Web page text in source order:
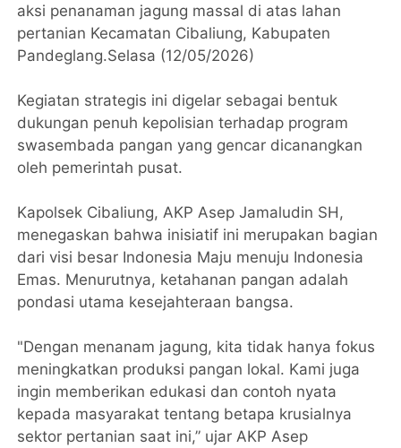
aksi penanaman jagung massal di atas lahan
pertanian Kecamatan Cibaliung, Kabupaten
Pandeglang.Selasa (12/05/2026)
Kegiatan strategis ini digelar sebagai bentuk
dukungan penuh kepolisian terhadap program
swasembada pangan yang gencar dicanangkan
oleh pemerintah pusat.
Kapolsek Cibaliung, AKP Asep Jamaludin SH,
menegaskan bahwa inisiatif ini merupakan bagian
dari visi besar Indonesia Maju menuju Indonesia
Emas. Menurutnya, ketahanan pangan adalah
pondasi utama kesejahteraan bangsa.
"Dengan menanam jagung, kita tidak hanya fokus
meningkatkan produksi pangan lokal. Kami juga
ingin memberikan edukasi dan contoh nyata
kepada masyarakat tentang betapa krusialnya
sektor pertanian saat ini,” ujar AKP Asep